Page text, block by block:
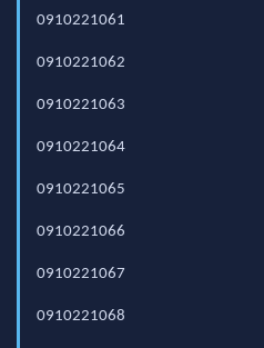
0910221061
0910221062
0910221063
0910221064
0910221065
0910221066
0910221067
0910221068